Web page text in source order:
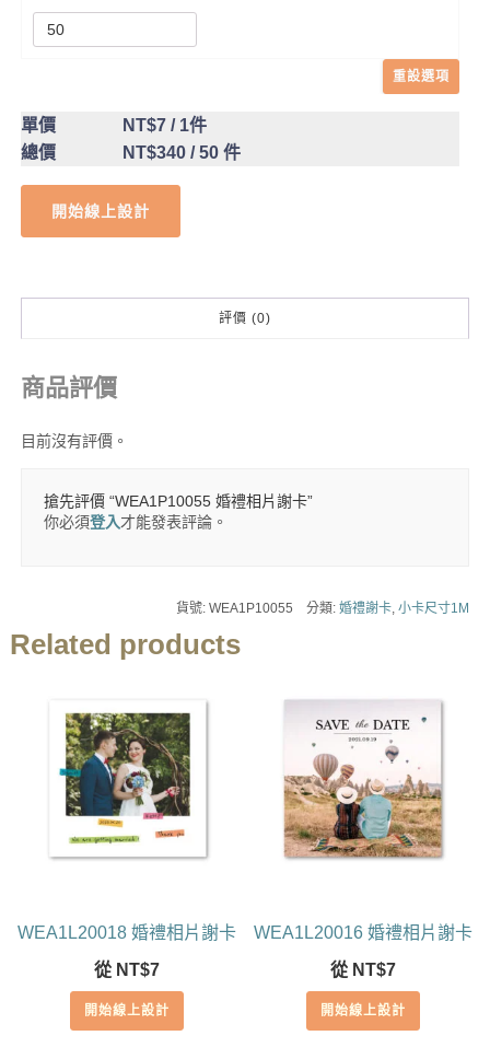
重設選項
單價 NT$7/ 1件
總價
NT$340/ 50 件
開始線上設計
評價 (0)
商品評價
目前沒有評價。
搶先評價 “WEA1P10055 婚禮相片謝卡”
你必須登入才能發表評論。
貨號:WEA1P10055 分類:婚禮謝卡 ,小卡尺寸1M
Related products
WEA1L20018 婚禮相片謝卡
從 NT$7
開始線上設計
WEA1L20016 婚禮相片謝卡
從 NT$7
開始線上設計